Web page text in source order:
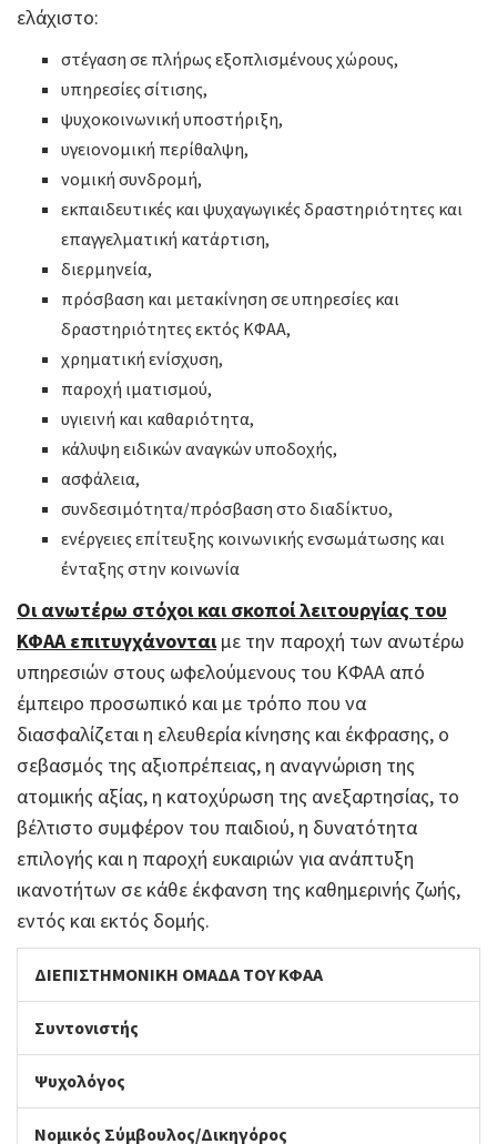
ελάχιστο:
στέγαση σε πλήρως εξοπλισμένους χώρους,
υπηρεσίες σίτισης,
ψυχοκοινωνική υποστήριξη,
υγειονομική περίθαλψη,
νομική συνδρομή,
εκπαιδευτικές και ψυχαγωγικές δραστηριότητες και
επαγγελματική κατάρτιση,
διερμηνεία,
πρόσβαση και μετακίνηση σε υπηρεσίες και
δραστηριότητες εκτός ΚΦΑΑ,
χρηματική ενίσχυση,
παροχή ιματισμού,
υγιεινή και καθαριότητα,
κάλυψη ειδικών αναγκών υποδοχής,
ασφάλεια,
συνδεσιμότητα/πρόσβαση στο διαδίκτυο,
ενέργειες επίτευξης κοινωνικής ενσωμάτωσης και
ένταξης στην κοινωνία
Οι ανωτέρω στόχοι και σκοποί λειτουργίας του
ΚΦΑΑ επιτυγχάνονταιμε την παροχή των ανωτέρω
υπηρεσιών στους ωφελούμενους του ΚΦΑΑ από
έμπειρο προσωπικό και με τρόπο που να
διασφαλίζεται η ελευθερία κίνησης και έκφρασης, ο
σεβασμός της αξιοπρέπειας, η αναγνώριση της
ατομικής αξίας, η κατοχύρωση της ανεξαρτησίας, το
βέλτιστο συμφέρον του παιδιού, η δυνατότητα
επιλογής και η παροχή ευκαιριών για ανάπτυξη
ικανοτήτων σε κάθε έκφανση της καθημερινής ζωής,
εντός και εκτός δομής.
ΔΙΕΠΙΣΤΗΜΟΝΙΚΗ ΟΜΑΔΑ ΤΟΥ ΚΦΑΑ
Συντονιστής
Ψυχολόγος
Νομικός Σύμβουλος/Δικηγόρος